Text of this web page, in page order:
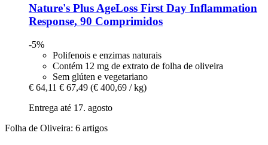
Nature's Plus AgeLoss First Day Inflammation
Response, 90 Comprimidos
-5%
Polifenois e enzimas naturais
Contém 12 mg de extrato de folha de oliveira
Sem glúten e vegetariano
€ 64,11 € 67,49 (€ 400,69 / kg)
Entrega até 17. agosto
Folha de Oliveira: 6 artigos